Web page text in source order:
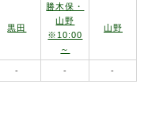
黒田
勝木保・
山野
※10:00
～
山野
- - -